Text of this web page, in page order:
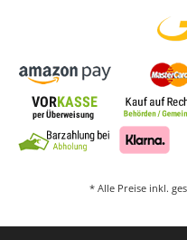
* Alle Preise inkl.